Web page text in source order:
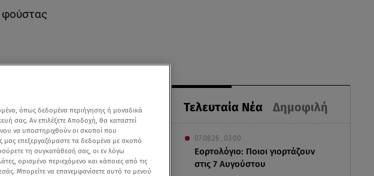
Τελευταία Νέα Δημοφιλή
07.08.26 , 03:00
Εορτολόγιο: Ποιοι γιορτάζουν
στις 7 Αυγούστου
όπως δεδομένα περιήγησης ή μοναδικά
σας. Αν επιλέξετε Αποδοχή, θα καταστεί
να υποστηριχθούν οι σκοποί που
μας επεξεργαζόμαστε τα δεδομένα με σκοπό
τη συγκατάθεσή σας, οι εν λόγω
ορισμένο περιεχόμενο και κάποιες από τις
Μπορείτε να επανεμφανίσετε αυτό το μενού